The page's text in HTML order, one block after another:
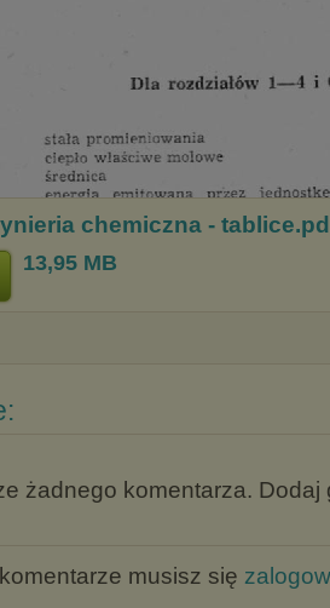
chemiczna -
13,95 MB
żadnego komentarza. Dodaj
musisz się